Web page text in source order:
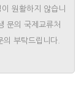
원활하지 않습니
문의 국제교류처
부탁드립니다.